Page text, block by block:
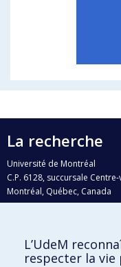
La recherche
Université de Montréal
C.P. 6128, succursale
Montréal, Québec, Canada
H3C 3J7
Qui fait quoi?
L’UdeM
respecter la vie